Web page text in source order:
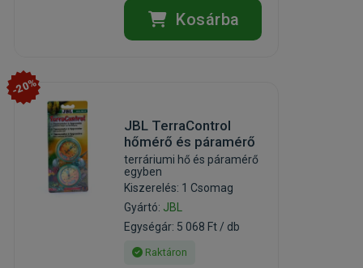
Kosárba
-20%
JBL TerraControl
hőmérő és páramérő
terráriumi hő és páramérő
egyben
Kiszerelés: 1 Csomag
Gyártó: JBL
Egységár: 5 068 Ft / db
Raktáron